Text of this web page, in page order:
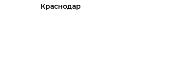
Краснодар